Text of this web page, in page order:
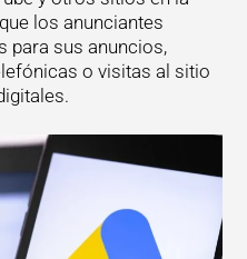
los anunciantes
para sus anuncios,
o visitas al sitio